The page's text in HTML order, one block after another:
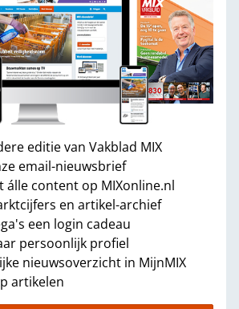
editie van Vakblad MIX
email-nieuwsbrief
álle content op MIXonline.nl
en artikel-archief
een login cadeau
persoonlijk profiel
nieuwsoverzicht in MijnMIX
artikelen